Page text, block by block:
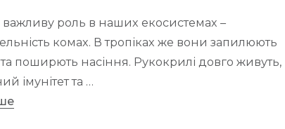
роль в наших екосистемах –
комах. В тропіках же вони запилюють
поширють насіння. Рукокрилі довго живуть,
імунітет та …